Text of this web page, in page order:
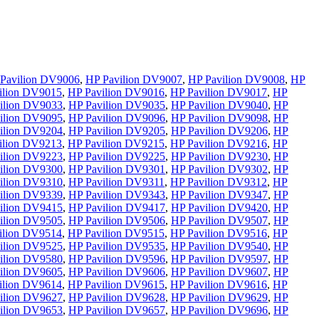
DV9006, HP Pavilion DV9007, HP Pavilion DV9008, HP
DV9015, HP Pavilion DV9016, HP Pavilion DV9017, HP
DV9033, HP Pavilion DV9035, HP Pavilion DV9040, HP
DV9095, HP Pavilion DV9096, HP Pavilion DV9098, HP
DV9204, HP Pavilion DV9205, HP Pavilion DV9206, HP
DV9213, HP Pavilion DV9215, HP Pavilion DV9216, HP
DV9223, HP Pavilion DV9225, HP Pavilion DV9230, HP
DV9300, HP Pavilion DV9301 , HP Pavilion DV9302, HP
DV9310, HP Pavilion DV9311 , HP Pavilion DV9312, HP
DV9339, HP Pavilion DV9343, HP Pavilion DV9347, HP
DV9415, HP Pavilion DV9417, HP Pavilion DV9420, HP
DV9505, HP Pavilion DV9506, HP Pavilion DV9507, HP
DV9514, HP Pavilion DV9515, HP Pavilion DV9516, HP
DV9525, HP Pavilion DV9535, HP Pavilion DV9540, HP
DV9580, HP Pavilion DV9596, HP Pavilion DV9597, HP
DV9605, HP Pavilion DV9606, HP Pavilion DV9607, HP
DV9614, HP Pavilion DV9615, HP Pavilion DV9616, HP
DV9627, HP Pavilion DV9628, HP Pavilion DV9629, HP
DV9653, HP Pavilion DV9657, HP Pavilion DV9696, HP